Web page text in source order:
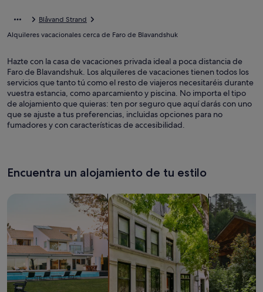
Blåvand Strand
Alquileres vacacionales cerca de Faro de Blavandshuk
Hazte con la casa de vacaciones privada ideal a poca distancia de
Faro de Blavandshuk. Los alquileres de vacaciones tienen todos los
servicios que tanto tú como el resto de viajeros necesitaréis durante
vuestra estancia, como aparcamiento y piscina. No importa el tipo
de alojamiento que quieras: ten por seguro que aquí darás con uno
que se ajuste a tus preferencias, incluidas opciones para no
fumadores y con características de accesibilidad.
Encuentra un alojamiento de tu estilo
Busca apartamentos Buscar